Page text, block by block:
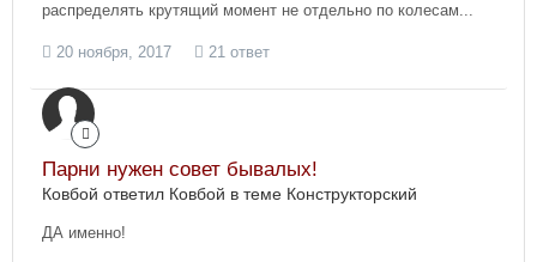
распределять крутящий момент не отдельно по колесам...
20 ноября, 2017 21 ответ
Парни нужен совет бывалых!
Ковбой ответил Ковбой в теме Конструкторский
ДА именно!